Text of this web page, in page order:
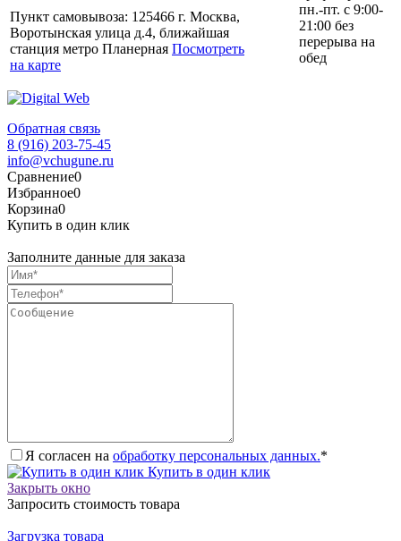
Пункт самовывоза: 125466 г. Москва,
Воротынская улица д.4, ближайшая
станция метро Планерная Посмотреть
на карте
пн.-пт. с 9:00-
21:00 без
перерыва на
обед
Обратная связь
8 (916) 203-75-45
info@vchugune.ru
Сравнение0
Избранное0
Корзина0
Купить в один клик
Заполните данные для заказа
Я согласен на обработку персональных данных.*
Купить в один клик
Закрыть окно
Запросить стоимость товара
Загрузка товара